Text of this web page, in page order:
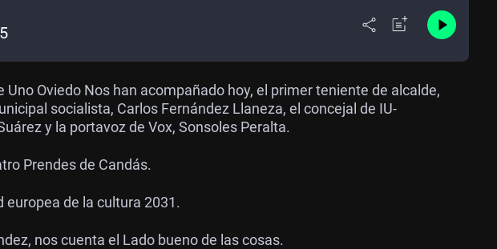
Uno Oviedo Nos han acompañado hoy, el primer teniente de alcalde,
socialista, Carlos Fernández Llaneza, el concejal de IU-
y la portavoz de Vox, Sonsoles Peralta.
Prendes de Candás.
de la cultura 2031.
nos cuenta el Lado bueno de las cosas.